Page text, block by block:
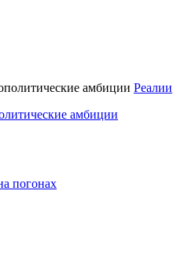
Реалии
амбиции
погонах